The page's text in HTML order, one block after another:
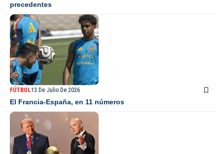
precedentes
FÚTBOL13 De Julio De 2026
El Francia-España, en 11 números